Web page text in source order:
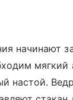
начинают
мягкий
настой.